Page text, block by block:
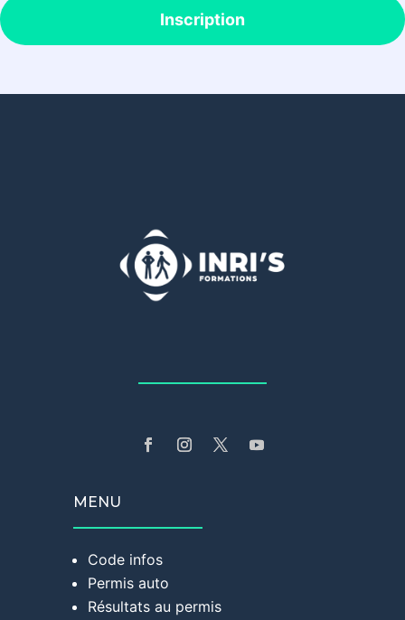
Inscription
MENU
Code infos
Permis auto
Résultats au permis